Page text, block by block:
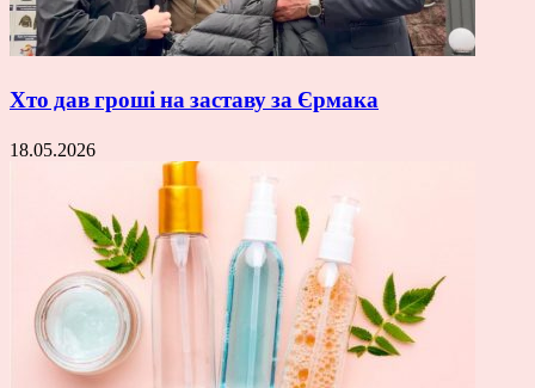
Хто дав гроші на заставу за Єрмака
18.05.2026